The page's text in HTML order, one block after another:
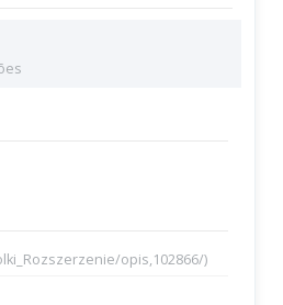
opis,102866/)